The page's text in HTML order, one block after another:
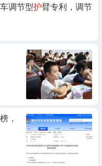
调节型护臂专利，调节
，